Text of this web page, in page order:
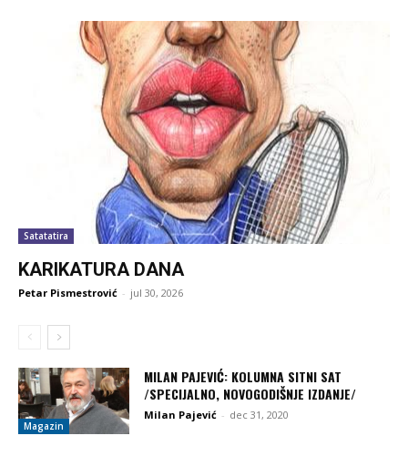
Satatatira
KARIKATURA DANA
Petar Pismestrović - jul 30, 2026
Magazin
MILAN PAJEVIĆ: KOLUMNA SITNI SAT
/SPECIJALNO, NOVOGODIŠNJE IZDANJE/
Milan Pajević - dec 31, 2020